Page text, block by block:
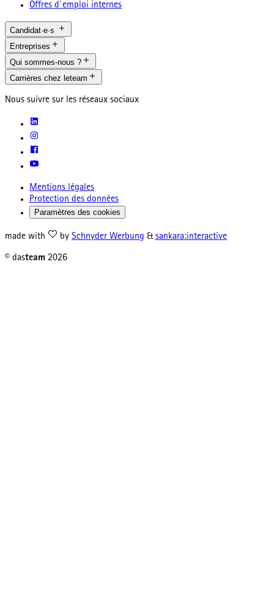
Offres d`emploi internes
Candidat·e·s
Entreprises
Qui sommes-nous ?
Carrières chez leteam
Nous suivre sur les réseaux sociaux
Mentions légales
Protection des données
Paramètres des cookies
made with by Schnyder Werbung & sankara:interactive
© dasteam 2026